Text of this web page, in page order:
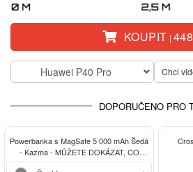
KOUPIT |
Huawei P40 Pro Chci
DOPORUČENO PRO
Powerbanka s MagSafe 5 000 mAh Šedá
- Kazma - MŮŽETE DOKÁZAT, CO